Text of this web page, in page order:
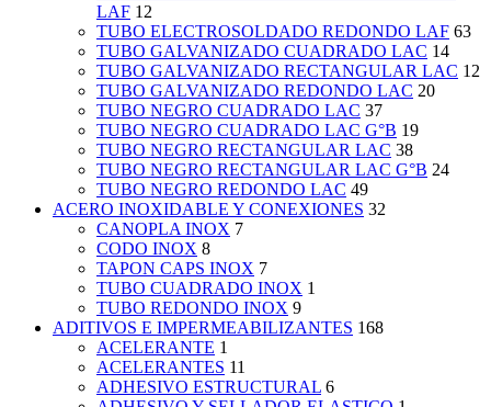
LAF 12
TUBO ELECTROSOLDADO REDONDO LAF 63
TUBO GALVANIZADO CUADRADO LAC 14
TUBO GALVANIZADO RECTANGULAR LAC 12
TUBO GALVANIZADO REDONDO LAC 20
TUBO NEGRO CUADRADO LAC 37
TUBO NEGRO CUADRADO LAC G°B 19
TUBO NEGRO RECTANGULAR LAC 38
TUBO NEGRO RECTANGULAR LAC G°B 24
TUBO NEGRO REDONDO LAC 49
ACERO INOXIDABLE Y CONEXIONES 32
CANOPLA INOX 7
CODO INOX 8
TAPON CAPS INOX 7
TUBO CUADRADO INOX 1
TUBO REDONDO INOX 9
ADITIVOS E IMPERMEABILIZANTES 168
ACELERANTE 1
ACELERANTES 11
ADHESIVO ESTRUCTURAL 6